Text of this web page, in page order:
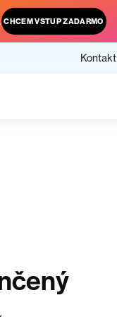
CHCEM VSTUP ZADARMO
Kontakt